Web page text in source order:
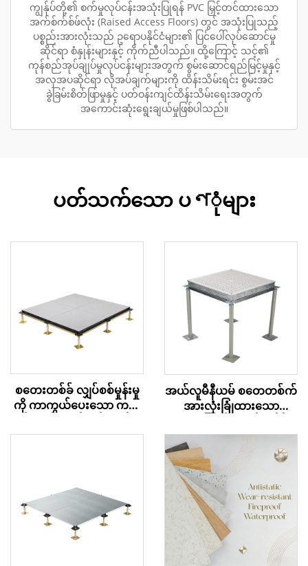
ကျွန်ုပ်တို့၏ စက်မှုလုပ်ငန်းအသုံးပြုရန် PVC မြှင့်တင်ထားသော
အက်စ်က်စ်ဖ်လုံး (Raised Access Floors) တွင် အသုံးပြုသည့်
ပစ္စည်းအားလုံးသည် ဥရောပနိုင်ငံများ၏ ပြင်ပေါ်လုပ်ဆောင်မှု
ဆိုင်ရာ စံနှုန်းများနှင့် ကိုက်ညီပါသည်။ ထို့ကြောင့် သင့်၏
ကုန်စည်အုပ်ချုပ်မှုလုပ်ငန်းများအတွက် စွမ်းဆောင်ရည်မြင့်မှုနှင့်
အလှအပဆိုင်ရာ လိုအပ်ချက်များကို ထိန်းသိမ်းရင်း စွမ်းအင်
ခွဲခြမ်းစိတ်ဖြာမှုနှင့် ပတ်ဝန်းကျင်ထိန်းသိမ်းရေးအတွက်
အကောင်းဆုံးရွေးချယ်မှုဖြစ်ပါသည်။
ပတ်သက်သော ပণုံများ
စတေးတစ်ခ် လျှပ်စစ်မှုန်းမှု
ကို ကာကွယ်ပေးသော ကယ်
က်စ် ကုန်းမြေ – PVC
အယ်လူမီနီယမ် စတေတစ်က်
အားလုံးခြုံထားသော
လော့ဖ်